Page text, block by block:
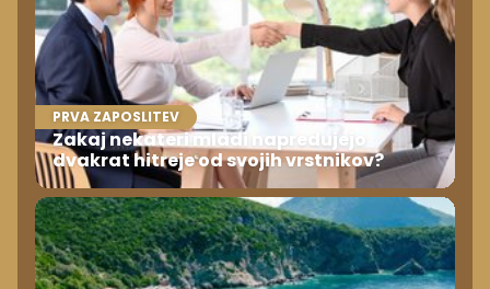
PRVA ZAPOSLITEV
Zakaj nekateri mladi napredujejo
dvakrat hitreje od svojih vrstnikov?